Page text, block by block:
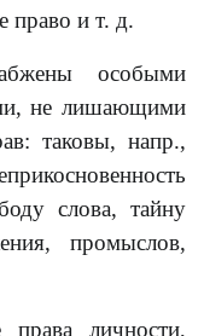
право и т. д.
особыми
не лишающими
таковы, напр.,
слова, тайну
промыслов,
личности,